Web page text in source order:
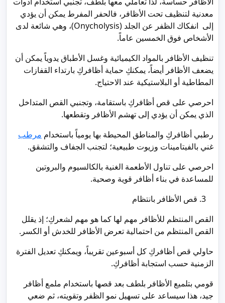
معدنية لتنظيف تحت الأظافر، فالحفر المفرط يمكن أن يؤدي
إلى انفكاك الظفر عن الجلد (Onycholysis)، وهي شائعة لدى
الأشخاص فوق الخمسين عاماً.
تنظيف الأظافر بالمواد الكيميائية وغسل الأطباق يدوياً يمكن أن
يضعف الأظافر أيضاً، يمكنكِ حماية أظافركِ بارتداء القفازات
المطاطية أو البلاستيكية عند الاحتياج.
احرصي على قص أظافركِ باستقامة، وتجنبي القص المتداخل
الذي يمكن أن يؤدي إلى تهشم الأظافر وتقطعها.
رطبي أظافركِ والمناطق المحيطة بها يومياً باستخدام مرطب
غني بالفيتامينات وزيوت طبيعية؛ لتجنب الجفاف والتشقق.
احرصي على تناول الأطعمة الغنية بالكالسيوم والبروتين
للمساعدة في بناء أظافر قوية وصحية.
قص الأظافر بانتظام
القص المنتظم للأظافر مهم لها كما هو مهم لشعركِ؛ إذ يقلل
القص المنتظم من احتمالية تعرض الأظافر للخدش أو الكسر.
حاولي قص أظافركِ كل أسبوعين تقريباً، ويمكنكِ تعديل الفترة
الزمنية حسب استجابة أظافركِ.
قومي بتلميع الأظافر بلطف بعد قصها باستخدام ملمع أظافر
جيد، هذا سيساعد على تسهيل نمو الظفر وتقويته، ثم ضعي